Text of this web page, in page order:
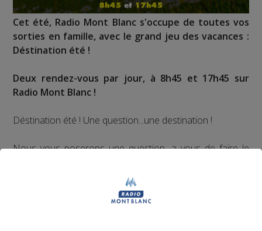
Cet été, Radio Mont Blanc s'occupe de toutes vos
sorties en famille, avec le grand jeu des vacances :
Déstination été !
Deux rendez-vous par jour, à 8h45 et 17h45 sur
Radio Mont Blanc !
Déstination été ! Une question...une destination !
Nous vous poserons une question, a vous de faire le
entrées pour un maximum d'activités dans la région !
Inscription par téléphone toute la journée pour